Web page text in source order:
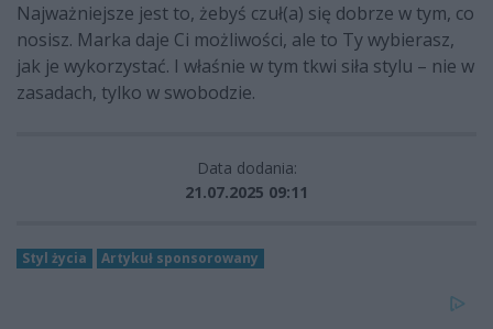
Najważniejsze jest to, żebyś czuł(a) się dobrze w tym, co
nosisz. Marka daje Ci możliwości, ale to Ty wybierasz,
jak je wykorzystać. I właśnie w tym tkwi siła stylu – nie w
zasadach, tylko w swobodzie.
Data dodania:
21.07.2025 09:11
Styl życia Artykuł sponsorowany